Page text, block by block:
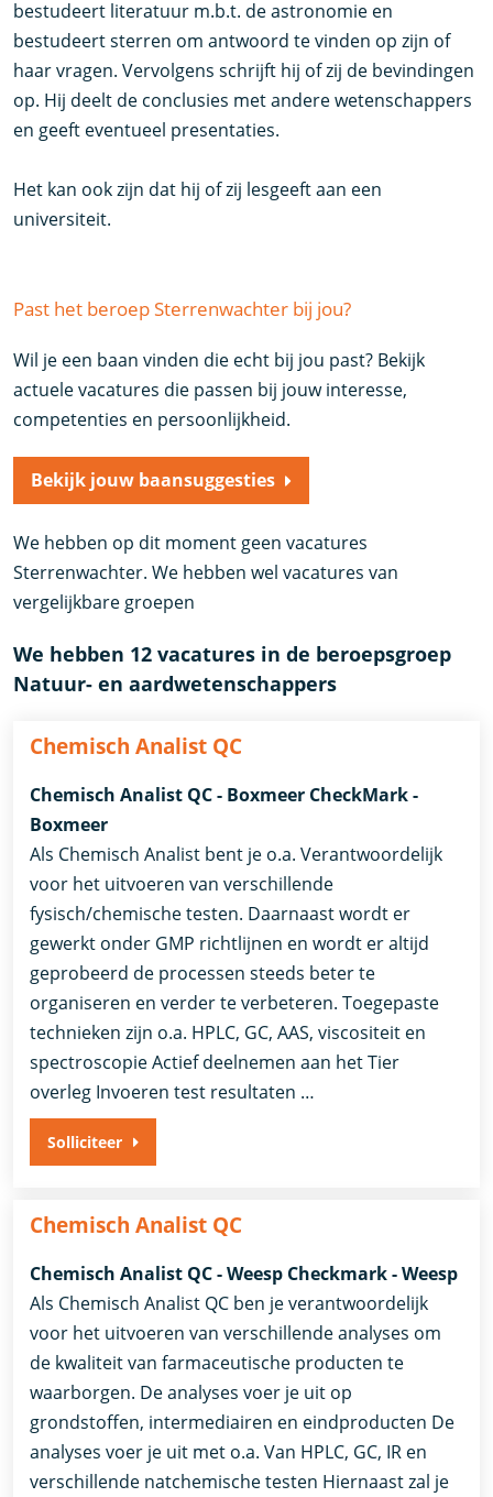
bestudeert literatuur m.b.t. de astronomie en
bestudeert sterren om antwoord te vinden op zijn of
haar vragen. Vervolgens schrijft hij of zij de bevindingen
op. Hij deelt de conclusies met andere wetenschappers
en geeft eventueel presentaties.
Het kan ook zijn dat hij of zij lesgeeft aan een
universiteit.
Past het beroep Sterrenwachter bij jou?
Wil je een baan vinden die echt bij jou past? Bekijk
actuele vacatures die passen bij jouw interesse,
competenties en persoonlijkheid.
Bekijk jouw baansuggesties
We hebben op dit moment geen vacatures
Sterrenwachter. We hebben wel vacatures van
vergelijkbare groepen
We hebben 12 vacatures in de beroepsgroep
Natuur- en aardwetenschappers
Chemisch Analist QC
Chemisch Analist QC - Boxmeer CheckMark -
Boxmeer
Als Chemisch Analist bent je o.a. Verantwoordelijk
voor het uitvoeren van verschillende
fysisch/chemische testen. Daarnaast wordt er
gewerkt onder GMP richtlijnen en wordt er altijd
geprobeerd de processen steeds beter te
organiseren en verder te verbeteren. Toegepaste
technieken zijn o.a. HPLC, GC, AAS, viscositeit en
spectroscopie Actief deelnemen aan het Tier
overleg Invoeren test resultaten …
Solliciteer
Chemisch Analist QC
Chemisch Analist QC - Weesp Checkmark - Weesp
Als Chemisch Analist QC ben je verantwoordelijk
voor het uitvoeren van verschillende analyses om
de kwaliteit van farmaceutische producten te
waarborgen. De analyses voer je uit op
grondstoffen, intermediairen en eindproducten De
analyses voer je uit met o.a. Van HPLC, GC, IR en
verschillende natchemische testen Hiernaast zal je